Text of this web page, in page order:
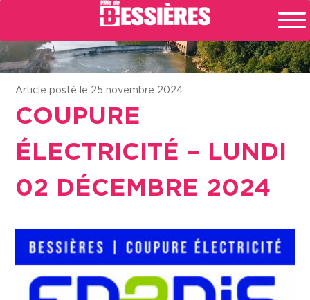
Article posté le 25 novembre 2024
COUPURE
ÉLECTRICITÉ – LUNDI
02 DÉCEMBRE 2024